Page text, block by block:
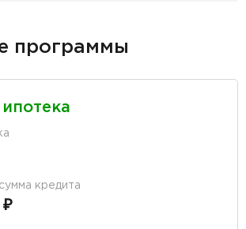
программы
кредита
₽